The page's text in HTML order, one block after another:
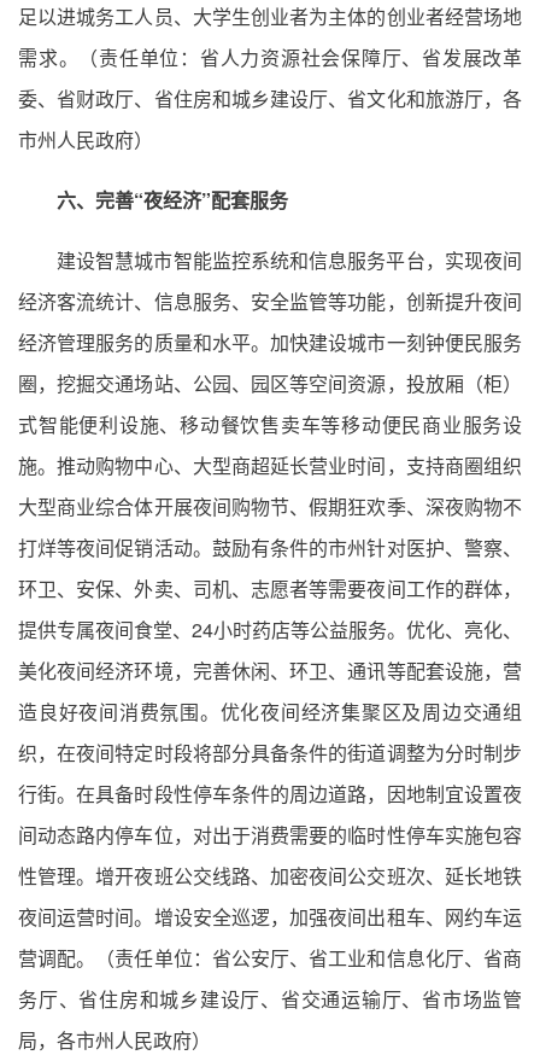
足以进城务工人员、大学生创业者为主体的创业者经营场地
需求。（责任单位：省人力资源社会保障厅、省发展改革
委、省财政厅、省住房和城乡建设厅、省文化和旅游厅，各
市州人民政府）
六、完善“夜经济”配套服务
建设智慧城市智能监控系统和信息服务平台，实现夜间
经济客流统计、信息服务、安全监管等功能，创新提升夜间
经济管理服务的质量和水平。加快建设城市一刻钟便民服务
圈，挖掘交通场站、公园、园区等空间资源，投放厢（柜）
式智能便利设施、移动餐饮售卖车等移动便民商业服务设
施。推动购物中心、大型商超延长营业时间，支持商圈组织
大型商业综合体开展夜间购物节、假期狂欢季、深夜购物不
打烊等夜间促销活动。鼓励有条件的市州针对医护、警察、
环卫、安保、外卖、司机、志愿者等需要夜间工作的群体，
提供专属夜间食堂、24小时药店等公益服务。优化、亮化、
美化夜间经济环境，完善休闲、环卫、通讯等配套设施，营
造良好夜间消费氛围。优化夜间经济集聚区及周边交通组
织，在夜间特定时段将部分具备条件的街道调整为分时制步
行街。在具备时段性停车条件的周边道路，因地制宜设置夜
间动态路内停车位，对出于消费需要的临时性停车实施包容
性管理。增开夜班公交线路、加密夜间公交班次、延长地铁
夜间运营时间。增设安全巡逻，加强夜间出租车、网约车运
营调配。（责任单位：省公安厅、省工业和信息化厅、省商
务厅、省住房和城乡建设厅、省交通运输厅、省市场监管
局，各市州人民政府）